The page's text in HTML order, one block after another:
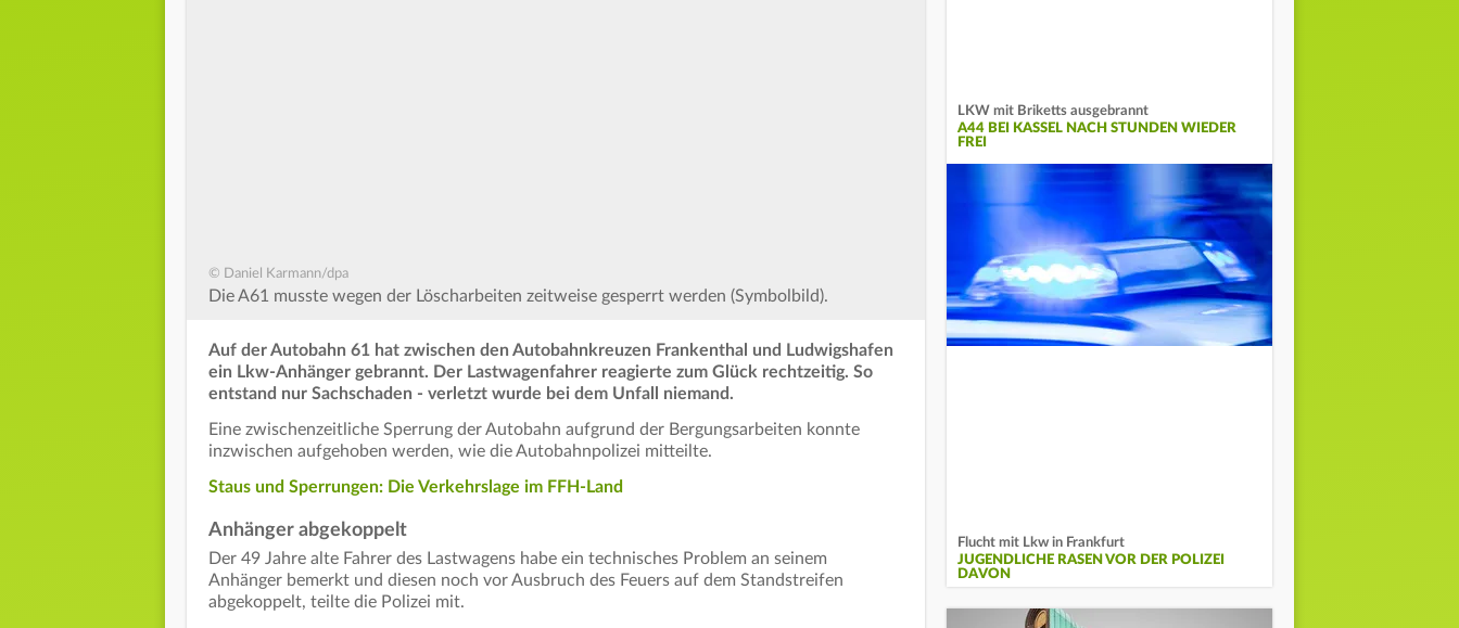
© Daniel Karmann/dpa
Die A61 musste wegen der Löscharbeiten zeitweise gesperrt werden (Symbolbild).
Auf der Autobahn 61 hat zwischen den Autobahnkreuzen Frankenthal und Ludwigshafen
ein Lkw-Anhänger gebrannt. Der Lastwagenfahrer reagierte zum Glück rechtzeitig. So
entstand nur Sachschaden - verletzt wurde bei dem Unfall niemand.
Eine zwischenzeitliche Sperrung der Autobahn aufgrund der Bergungsarbeiten konnte
inzwischen aufgehoben werden, wie die Autobahnpolizei mitteilte.
Staus und Sperrungen: Die Verkehrslage im FFH-Land
Anhänger abgekoppelt
Der 49 Jahre alte Fahrer des Lastwagens habe ein technisches Problem an seinem
Anhänger bemerkt und diesen noch vor Ausbruch des Feuers auf dem Standstreifen
abgekoppelt, teilte die Polizei mit.
LKW mit Briketts ausgebrannt
A44 BEI KASSEL NACH STUNDEN WIEDER
FREI
Flucht mit Lkw in Frankfurt
JUGENDLICHE RASEN VOR DER POLIZEI
DAVON